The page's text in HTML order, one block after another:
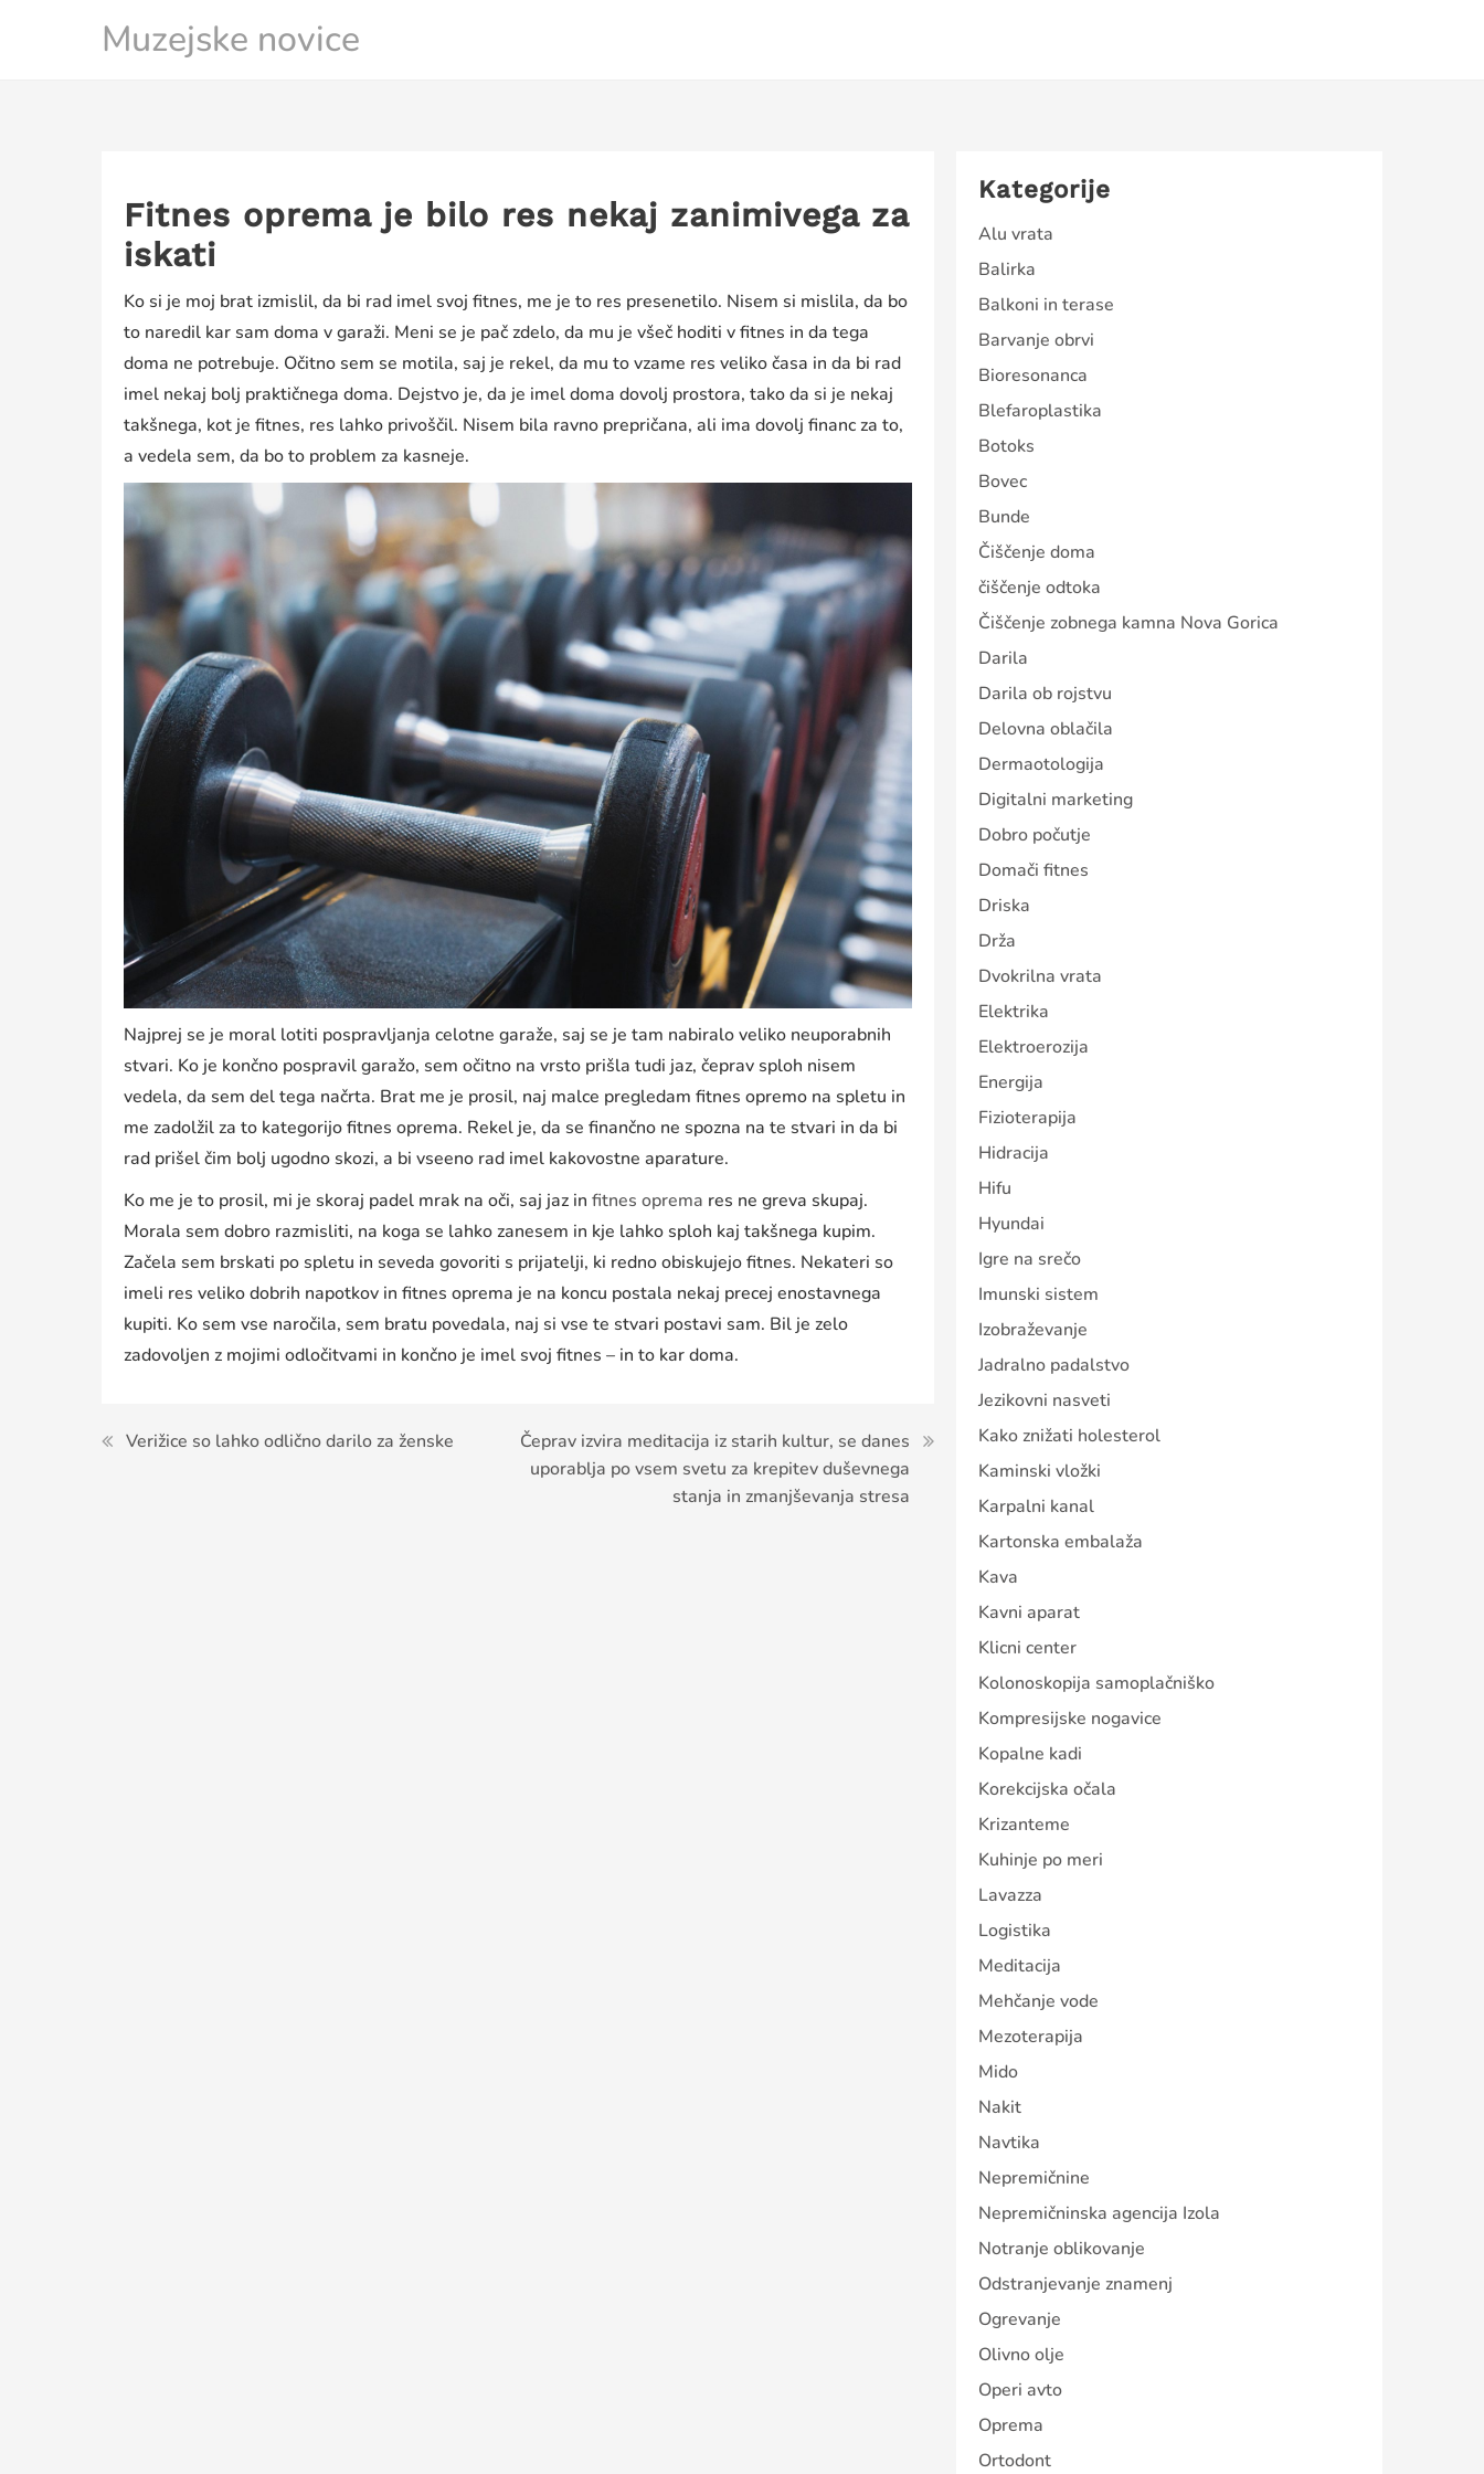
Muzejske novice
Fitnes oprema je bilo res nekaj zanimivega za
iskati
Ko si je moj brat izmislil, da bi rad imel svoj fitnes, me je to res presenetilo. Nisem si mislila, da bo
to naredil kar sam doma v garaži. Meni se je pač zdelo, da mu je všeč hoditi v fitnes in da tega
doma ne potrebuje. Očitno sem se motila, saj je rekel, da mu to vzame res veliko časa in da bi rad
imel nekaj bolj praktičnega doma. Dejstvo je, da je imel doma dovolj prostora, tako da si je nekaj
takšnega, kot je fitnes, res lahko privoščil. Nisem bila ravno prepričana, ali ima dovolj financ za to,
a vedela sem, da bo to problem za kasneje.
Najprej se je moral lotiti pospravljanja celotne garaže, saj se je tam nabiralo veliko neuporabnih
stvari. Ko je končno pospravil garažo, sem očitno na vrsto prišla tudi jaz, čeprav sploh nisem
vedela, da sem del tega načrta. Brat me je prosil, naj malce pregledam fitnes opremo na spletu in
me zadolžil za to kategorijo fitnes oprema. Rekel je, da se finančno ne spozna na te stvari in da bi
rad prišel čim bolj ugodno skozi, a bi vseeno rad imel kakovostne aparature.
Ko me je to prosil, mi je skoraj padel mrak na oči, saj jaz in fitnes oprema res ne greva skupaj.
Morala sem dobro razmisliti, na koga se lahko zanesem in kje lahko sploh kaj takšnega kupim.
Začela sem brskati po spletu in seveda govoriti s prijatelji, ki redno obiskujejo fitnes. Nekateri so
imeli res veliko dobrih napotkov in fitnes oprema je na koncu postala nekaj precej enostavnega
kupiti. Ko sem vse naročila, sem bratu povedala, naj si vse te stvari postavi sam. Bil je zelo
zadovoljen z mojimi odločitvami in končno je imel svoj fitnes – in to kar doma.
Navigacija
Verižice so lahko odlično darilo za ženske
Čeprav izvira meditacija iz starih kultur, se danes
uporablja po vsem svetu za krepitev duševnega
stanja in zmanjševanja stresa
Kategorije
Alu vrata
Balirka
Balkoni in terase
Barvanje obrvi
Bioresonanca
Blefaroplastika
Botoks
Bovec
Bunde
Čiščenje doma
čiščenje odtoka
Čiščenje zobnega kamna Nova Gorica
Darila
Darila ob rojstvu
Delovna oblačila
Dermaotologija
Digitalni marketing
Dobro počutje
Domači fitnes
Driska
Drža
Dvokrilna vrata
Elektrika
Elektroerozija
Energija
Fizioterapija
Hidracija
Hifu
Hyundai
Igre na srečo
Imunski sistem
Izobraževanje
Jadralno padalstvo
Jezikovni nasveti
Kako znižati holesterol
Kaminski vložki
Karpalni kanal
Kartonska embalaža
Kava
Kavni aparat
Klicni center
Kolonoskopija samoplačniško
Kompresijske nogavice
Kopalne kadi
Korekcijska očala
Krizanteme
Kuhinje po meri
Lavazza
Logistika
Meditacija
Mehčanje vode
Mezoterapija
Mido
Nakit
Navtika
Nepremičnine
Nepremičninska agencija Izola
Notranje oblikovanje
Odstranjevanje znamenj
Ogrevanje
Olivno olje
Operi avto
Oprema
Ortodont